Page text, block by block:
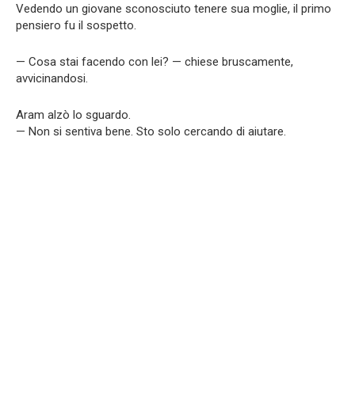
Vedendo un giovane sconosciuto tenere sua moglie, il primo
pensiero fu il sospetto.
— Cosa stai facendo con lei? — chiese bruscamente,
avvicinandosi.
Aram alzò lo sguardo.
— Non si sentiva bene. Sto solo cercando di aiutare.